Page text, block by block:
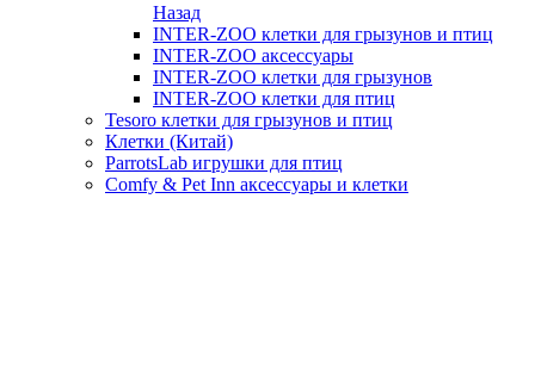
Назад
INTER-ZOO клетки для грызунов и птиц
INTER-ZOO аксессуары
INTER-ZOO клетки для грызунов
INTER-ZOO клетки для птиц
Tesoro клетки для грызунов и птиц
Клетки (Китай)
ParrotsLab игрушки для птиц
Comfy & Pet Inn аксессуары и клетки